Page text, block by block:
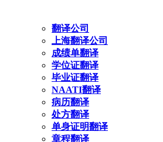
翻译公司
上海翻译公司
成绩单翻译
学位证翻译
毕业证翻译
NAATI翻译
病历翻译
处方翻译
单身证明翻译
章程翻译